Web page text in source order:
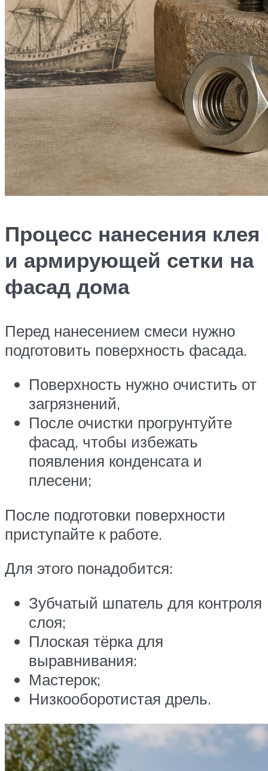
Процесс нанесения клея
и армирующей сетки на
фасад дома
Перед нанесением смеси нужно
подготовить поверхность фасада.
Поверхность нужно очистить от
загрязнений,
После очистки прогрунтуйте
фасад, чтобы избежать
появления конденсата и
плесени;
После подготовки поверхности
приступайте к работе.
Для этого понадобится:
Зубчатый шпатель для контроля
слоя;
Плоская тёрка для
выравнивания:
Мастерок;
Низкооборотистая дрель.